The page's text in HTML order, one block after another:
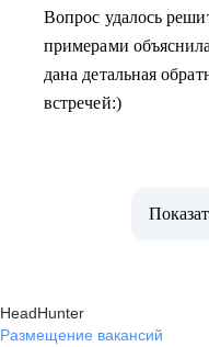
Вопрос удалось
примерами
дана детальная
встречей:)
HeadHunter
Размещение вакансий